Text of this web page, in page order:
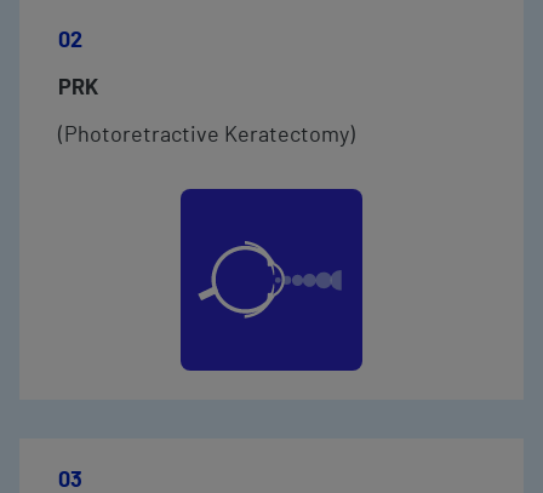
02
PRK
(Photoretractive Keratectomy)
03